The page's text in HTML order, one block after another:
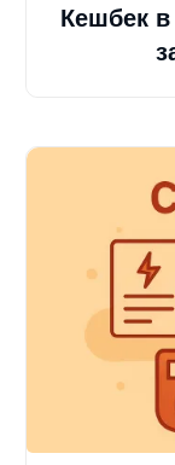
Кешбек в